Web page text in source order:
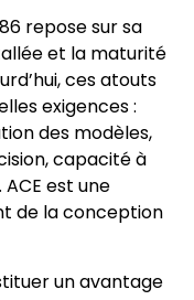
repose sur sa
et la maturité
ces atouts
exigences :
des modèles,
capacité à
est une
de la conception
un avantage